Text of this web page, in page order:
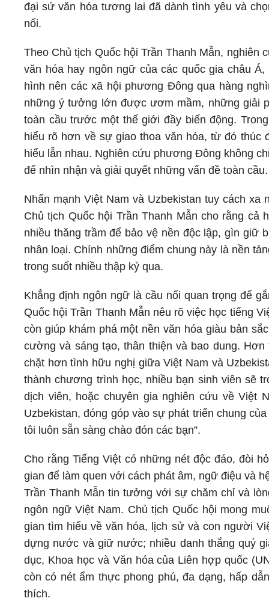
đại sứ văn hóa tương lai đã dành tình yêu và
nối.
Theo Chủ tịch Quốc hội Trần Thanh Mẫn,
văn hóa hay ngôn ngữ của các quốc gia châu
hình nên các xã hội phương Đông qua hàng
những ý tưởng lớn được ươm mầm, những giải
toàn cầu trước một thế giới đầy biến động.
hiểu rõ hơn về sự giao thoa văn hóa, từ đó
hiểu lẫn nhau. Nghiên cứu phương Đông không
để nhìn nhận và giải quyết những vấn đề toàn cầu.
Nhấn mạnh Việt Nam và Uzbekistan tuy cách
Chủ tịch Quốc hội Trần Thanh Mẫn cho rằng
nhiều thăng trầm để bảo vệ nền độc lập, gìn giữ
nhân loại. Chính những điểm chung này là nền
trong suốt nhiều thập kỷ qua.
Khẳng định ngôn ngữ là cầu nối quan trọng để
Quốc hội Trần Thanh Mẫn nêu rõ việc học tiếng
còn giúp khám phá một nền văn hóa giàu bản
cường và sáng tạo, thân thiện và bao dung.
chặt hơn tình hữu nghị giữa Việt Nam và
thành chương trình học, nhiều bạn sinh viên sẽ
dịch viên, hoặc chuyên gia nghiên cứu về Việt
Uzbekistan, đóng góp vào sự phát triển chung
tôi luôn sẵn sàng chào đón các bạn”.
Cho rằng Tiếng Việt có những nét độc đáo, đòi
gian để làm quen với cách phát âm, ngữ điệu và
Trần Thanh Mẫn tin tưởng với sự chăm chỉ và
ngôn ngữ Việt Nam. Chủ tịch Quốc hội mong
gian tìm hiểu về văn hóa, lịch sử và con người
dựng nước và giữ nước; nhiều danh thắng quý
dục, Khoa học và Văn hóa của Liên hợp quốc
còn có nét ẩm thực phong phú, đa dạng, hấp
thích.